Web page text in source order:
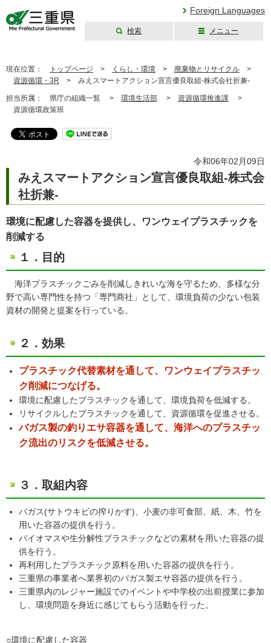
Foreign Languages
検索 メニュー
現在位置： トップページ > くらし・環境 > 廃棄物とリサイクル >
資源循環・3R > みえスマートアクション宣言優良取組-株式会社折兼-
担当所属： 県庁の組織一覧 > 環境生活部 > 資源循環推進課 >
資源循環政策班
令和06年02月09日
みえスマートアクション宣言優良取組-株式会
社折兼-
環境に配慮した容器を提供し、ワンウェイプラスチックを
削減する
１．目的
海洋プラスチックごみを削減しきれいな海を守るため、多様な分
野で高い専門性を持つ「専門商社」として、環境負荷の少ない包装
資材の開発と提案を行っている。
２．効果
プラスチック代替素材を通して、ワンウェイプラスチッ
ク削減につなげる。
環境に配慮したプラスチックを通して、環境負荷を低減する。
リサイクルしたプラスチックを通して、資源循環を促進させる。
バガス製の釣りエサ容器を通して、海洋へのプラスチッ
ク流出のリスクを低減させる。
３．取組内容
バガス(サトウキビの搾りかす)、小麦の非可食部、紙、木、竹を
用いた容器の提供を行う。
バイオマスや生分解性プラスチックなどの素材を用いた容器の提
供を行う。
再利用したプラスチック原料を用いた容器の提供を行う。
三重県の事業者へ業界初のバガス製エサ容器の提供を行う。
三重県内のレジャー施設でのイベントや中学校の出前授業に参加
し、環境問題を身近に感じてもらう活動を行った。
○環境に配慮した容器